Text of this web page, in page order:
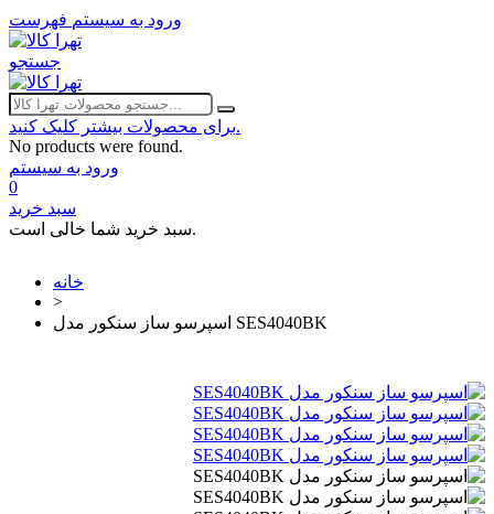
ورود به سیستم فهرست
جستجو
برای محصولات بیشتر کلیک کنید.
No products were found.
ورود به سیستم
0
سبد خرید
سبد خرید شما خالی است.
خانه
>
اسپرسو ساز سنکور مدل SES4040BK